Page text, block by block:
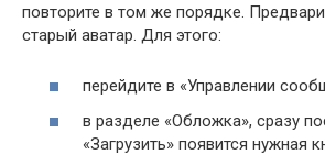
повторите в том же порядке.
старый аватар. Для этого:
перейдите в «Управлении
в разделе «Обложка», сразу
«Загрузить» появится нужная